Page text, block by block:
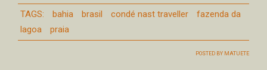
TAGS: bahia brasil condé nast traveller
fazenda da
lagoa
praia
POSTED BY MATUETE